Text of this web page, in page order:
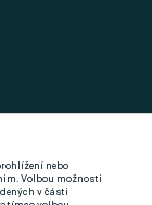
nebo
Volbou možnosti
v části